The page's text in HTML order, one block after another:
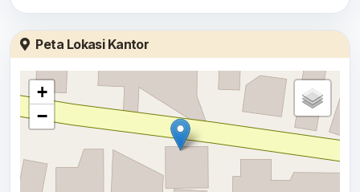
Peta Lokasi Kantor
+
−